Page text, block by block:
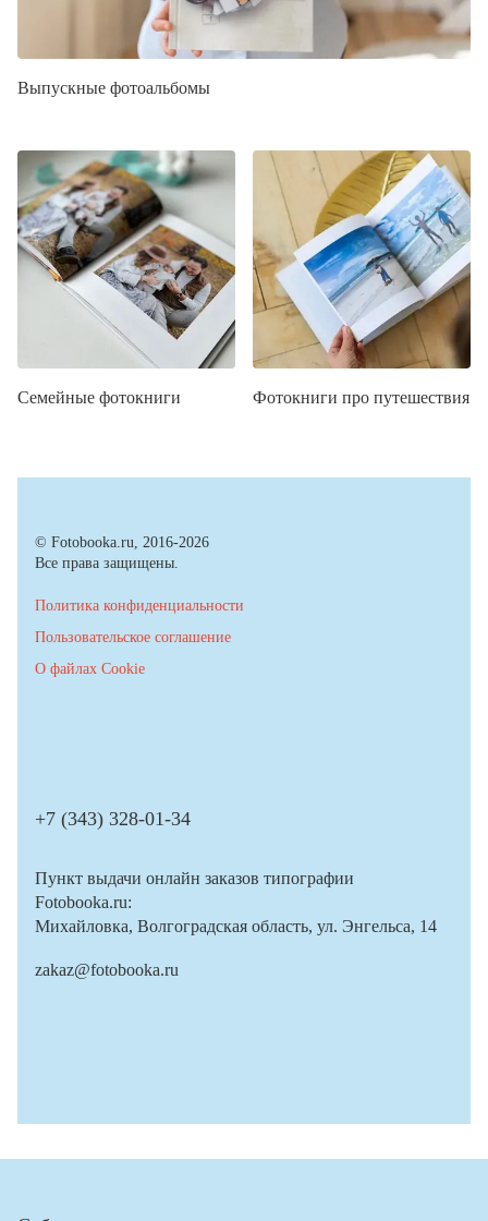
Выпускные фотоальбомы
Семейные фотокниги Фотокниги про путешествия
© Fotobooka.ru, 2016-2026
Все права защищены.
Политика конфиденциальности
Пользовательское соглашение
О файлах Cookie
+7 (343) 328-01-34
Пункт выдачи онлайн заказов типографии
Fotobooka.ru:
Михайловка, Волгоградская область, ул. Энгельса, 14
zakaz@fotobooka.ru